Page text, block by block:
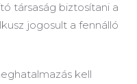
társaság biztosítani a
jogosult a fennálló
kell